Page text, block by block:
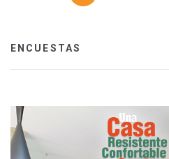
ENCUESTAS